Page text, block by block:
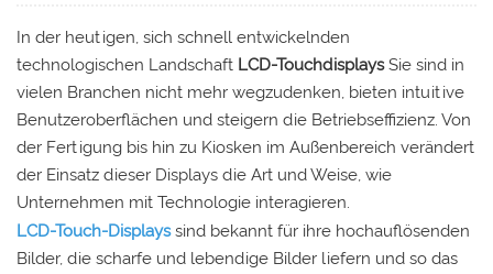
In der heutigen, sich schnell entwickelnden
technologischen Landschaft LCD-TouchdisplaysSie sind in
vielen Branchen nicht mehr wegzudenken, bieten intuitive
Benutzeroberflächen und steigern die Betriebseffizienz. Von
der Fertigung bis hin zu Kiosken im Außenbereich verändert
der Einsatz dieser Displays die Art und Weise, wie
Unternehmen mit Technologie interagieren.
LCD-Touch-Displayssind bekannt für ihre hochauflösenden
Bilder, die scharfe und lebendige Bilder liefern und so das